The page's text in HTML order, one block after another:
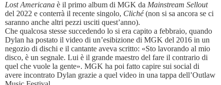
Lost Americana è il primo album di MGK da Mainstream Sellout
del 2022 e conterrà il recente singolo, Cliché(non si sa ancora se ci
saranno anche altri pezzi usciti quest’anno).
Che qualcosa stesse succedendo lo si era capito a febbraio, quando
Dylan ha postato il video di un’esibizione di MGK del 2016 in un
negozio di dischi e il cantante aveva scritto: «Sto lavorando al mio
disco, è un segnale. Lui è il grande maestro del fare il contrario di
quel che vuole la gente». MGK ha poi fatto capire sui social di
avere incontrato Dylan grazie a quel video in una tappa dell’Outlaw